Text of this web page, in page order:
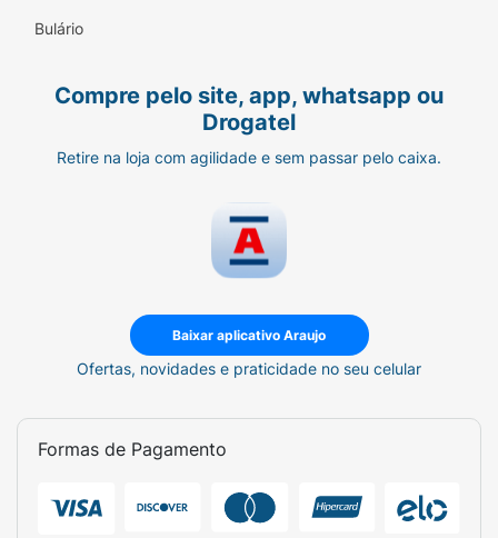
Bulário
Compre pelo site, app, whatsapp ou
Drogatel
Retire na loja com agilidade e sem passar pelo caixa.
Baixar aplicativo Araujo
Ofertas, novidades e praticidade no seu celular
Formas de Pagamento